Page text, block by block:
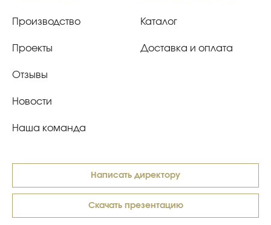
Производство
Проекты
Отзывы
Новости
Наша команда
Каталог
Доставка и оплата
Написать директору
Скачать презентацию